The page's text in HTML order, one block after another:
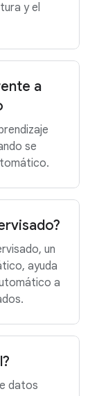
y el
a
se
un
ayuda
a
datos